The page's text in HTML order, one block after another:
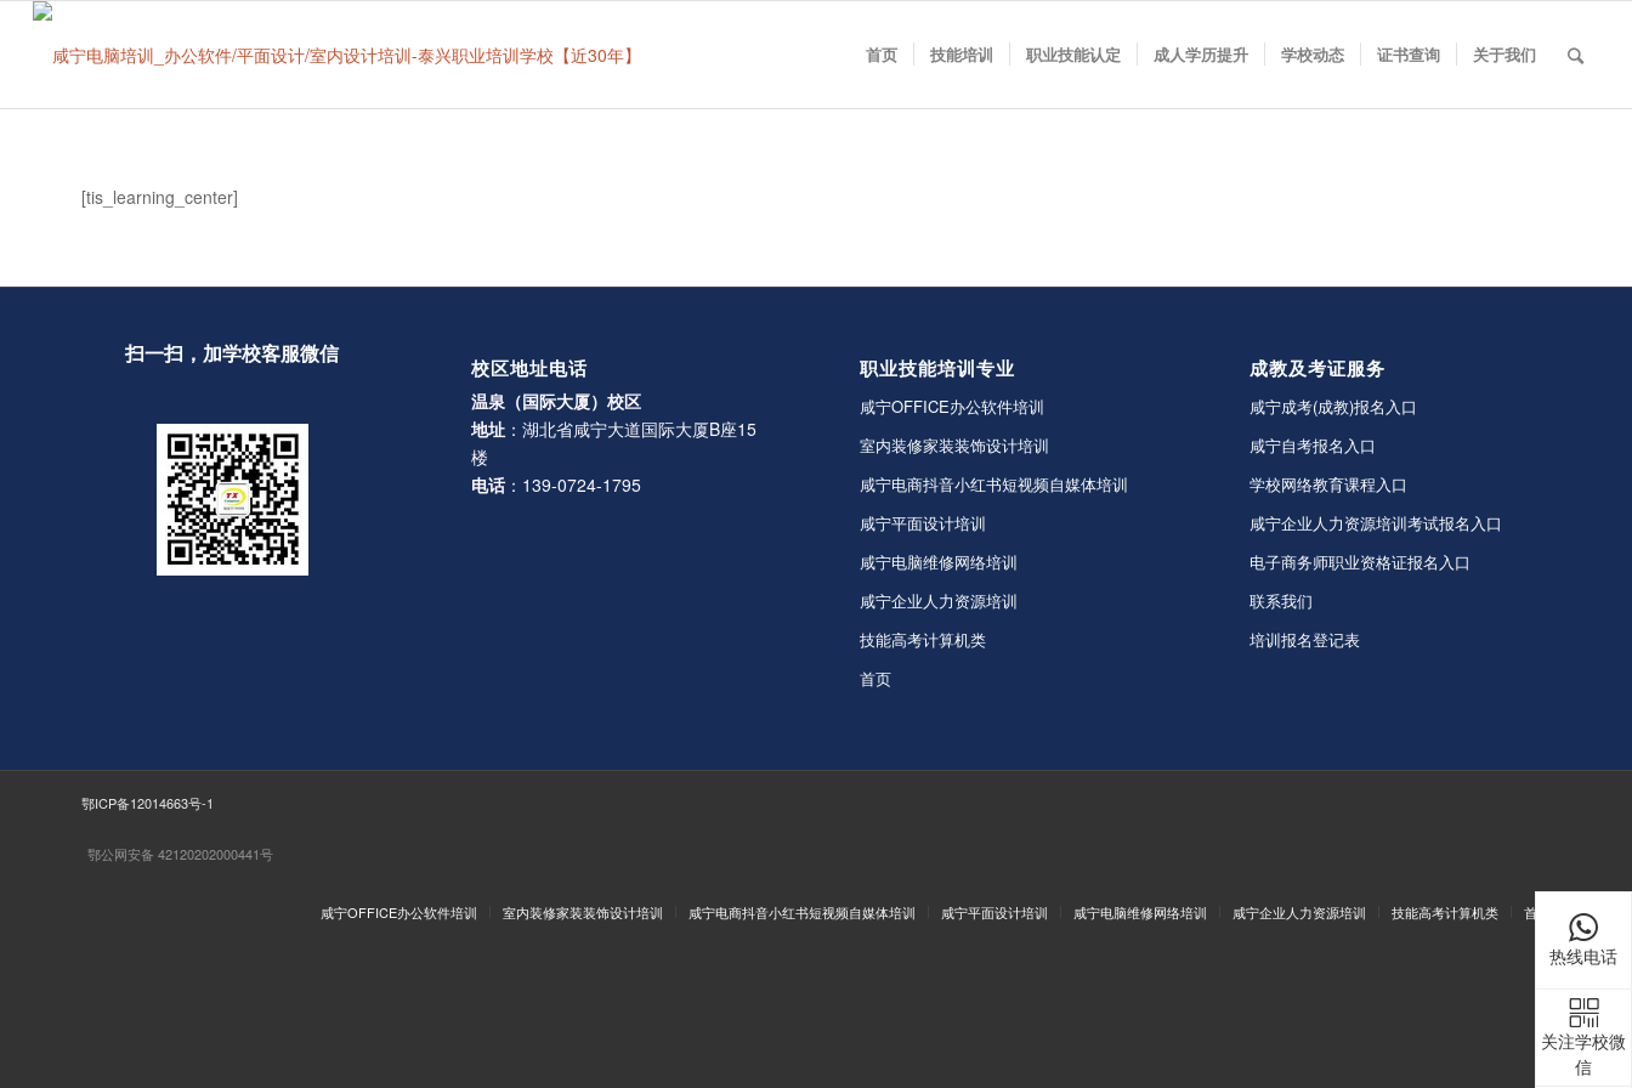
首页 技能培训 职业技能认定 成人学历提升 学校动态 证书查询 关于我们
[tis_learning_center]
热线电话
关注学校微
信
扫一扫，加学校客服微信
校区地址电话
温泉（国际大厦）校区
地址：湖北省咸宁大道国际大厦B座15
楼
电话：139-0724-1795
职业技能培训专业
咸宁OFFICE办公软件培训
室内装修家装装饰设计培训
咸宁电商抖音小红书短视频自媒体培训
咸宁平面设计培训
咸宁电脑维修网络培训
咸宁企业人力资源培训
技能高考计算机类
首页
成教及考证服务
咸宁成考(成教)报名入口
咸宁自考报名入口
学校网络教育课程入口
咸宁企业人力资源培训考试报名入口
电子商务师职业资格证报名入口
联系我们
培训报名登记表
鄂ICP备12014663号-1
鄂公网安备 42120202000441号
咸宁OFFICE办公软件培训 室内装修家装装饰设计培训 咸宁电商抖音小红书短视频自媒体培训 咸宁平面设计培训 咸宁电脑维修网络培训 咸宁企业人力资源培训 技能高考计算机类 首页